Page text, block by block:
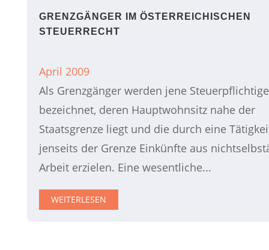
GRENZGÄNGER IM ÖSTERREICHISCHEN
STEUERRECHT
April 2009
Als Grenzgänger werden jene
bezeichnet, deren Hauptwohnsitz nahe der
Staatsgrenze liegt und die durch eine
jenseits der Grenze Einkünfte aus
Arbeit erzielen. Eine wesentliche...
WEITERLESEN